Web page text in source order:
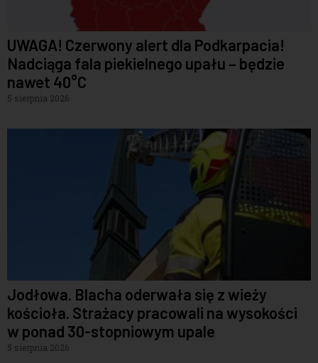
UWAGA! Czerwony alert dla Podkarpacia!
Nadciąga fala piekielnego upału – będzie
nawet 40°C
5 sierpnia 2026
Jodłowa. Blacha oderwała się z wieży
kościoła. Strażacy pracowali na wysokości
w ponad 30-stopniowym upale
5 sierpnia 2026